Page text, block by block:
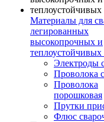
Материалы для
легированных
высокопрочных и
теплоустойчивых
Электроды
Проволока
Проволока
порошковая
Прутки
Флюс